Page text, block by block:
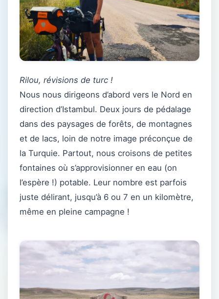
Rilou, révisions de turc !
Nous nous dirigeons d’abord vers le Nord en
direction d’Istambul. Deux jours de pédalage
dans des paysages de forêts, de montagnes
et de lacs, loin de notre image préconçue de
la Turquie. Partout, nous croisons de petites
fontaines où s’approvisionner en eau (on
l’espère !) potable. Leur nombre est parfois
juste délirant, jusqu’à 6 ou 7 en un kilomètre,
même en pleine campagne !